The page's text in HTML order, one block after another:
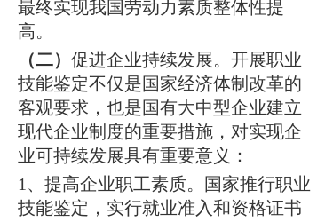
最终实现我国劳动力素质整体性提
高。
（二） 促进企业持续发展。开展职业
技能鉴定不仅是国家经济体制改革的
客观要求，也是国有大中型企业建立
现代企业制度的重要措施，对实现企
业可持续发展具有重要意义：
1、提高企业职工素质。国家推行职业
技能鉴定，实行就业准入和资格证书